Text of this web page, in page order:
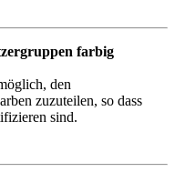
farbig
den
zuzuteilen, so dass
sind.